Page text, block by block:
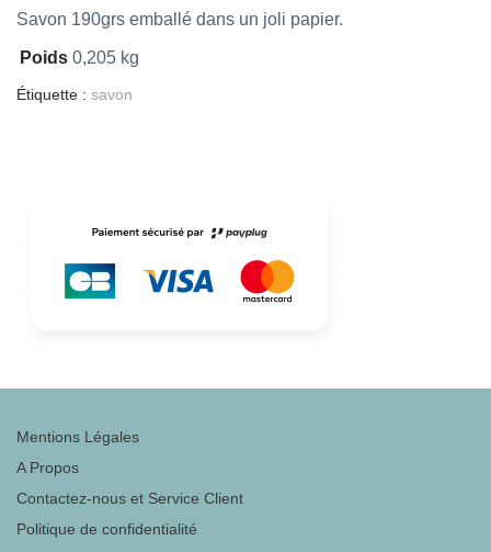
Savon 190grs emballé dans un joli papier.
Poids 0,205 kg
Étiquette : savon
Mentions Légales
A Propos
Contactez-nous et Service Client
Politique de confidentialité